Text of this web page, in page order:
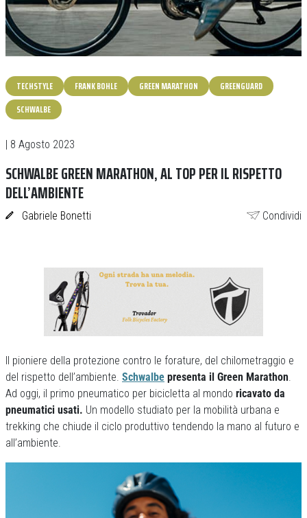
TECHSTYLE FRANK BOHLE GREEN MARATHON
GREENGUARD
SCHWALBE
| 8 Agosto 2023
SCHWALBE GREEN MARATHON, AL TOP PER IL RISPETTO
DELL’AMBIENTE
Gabriele Bonetti Condividi
Il pioniere della protezione contro le forature, del chilometraggio e
del rispetto dell’ambiente. Schwalbe presenta il Green Marathon.
Ad oggi, il primo pneumatico per bicicletta al mondo ricavato da
pneumatici usati. Un modello studiato per la mobilità urbana e
trekking che chiude il ciclo produttivo tendendo la mano al futuro e
all’ambiente.